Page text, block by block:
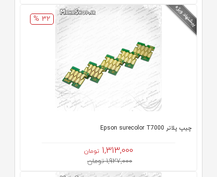
32 %
چیپ پلاتر Epson surecolor T7000
1,313,000 تومان
1,927,000 تومان